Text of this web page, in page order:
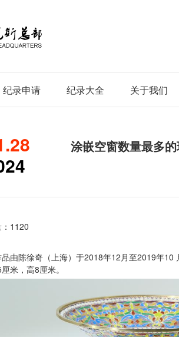
纪录申请 纪录大全 关于我们
涂嵌空窗数量最多
1120
由陈徐奇（上海）于2018年12月至2019年10
米，高8厘米。